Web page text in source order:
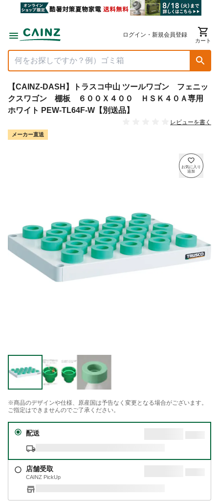
ログイン・新規会員登録
カート
【CAINZ-DASH】トラスコ中山 ツールワゴン フェニッ
クスワゴン 棚板 ６００Ｘ４００ ＨＳＫ４０Ａ専用
ホワイト PEW-TL64F-W【別送品】
レビューを書く
メーカー直送
※商品のデザインや仕様、原産国は予告なく変更となる場合がございます。
ご指定はできませんのでご了承ください。
配送
店舗受取
CAINZ PickUp